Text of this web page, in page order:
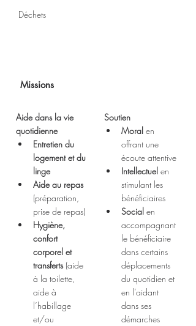
Déchets
Missions
Aide dans la vie
quotidienne
Entretien du
logement et du
linge
Aide au repas
(préparation,
prise de repas)
Hygiène,
confort
corporel et
transferts (aide
à la toilette,
aide à
l’habillage
et/ou
Soutien
Moral en
offrant une
écoute attentive
Intellectuel en
stimulant les
bénéficiaires
Social en
accompagnant
le bénéficiaire
dans certains
déplacements
du quotidien et
en l’aidant
dans ses
démarches